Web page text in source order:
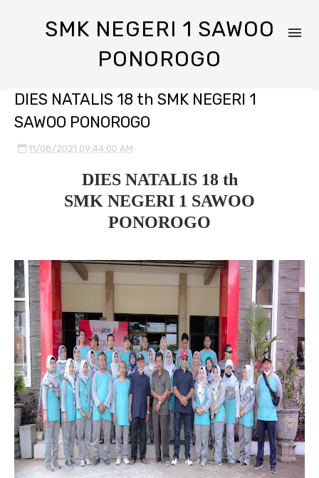
SMK NEGERI 1 SAWOO
PONOROGO
DIES NATALIS 18 th SMK NEGERI 1
SAWOO PONOROGO
11/08/2021 09:44:00 AM
DIES NATALIS 18 th
SMK NEGERI 1 SAWOO
PONOROGO